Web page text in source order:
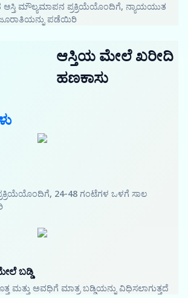
ಆಸ್ತಿ ಮೌಲ್ಯಮಾಪನ ಪ್ರಕ್ರಿಯೆಯೊಂದಿಗೆ, ನ್ಯಾಯಯುತ
ಪಡೆಯಿರಿ
ಆಸ್ತಿಯ ಮೇಲೆ ಖರೀದಿ
ಹಣಕಾಸು
24-48 ಗಂಟೆಗಳ ಒಳಗೆ ಸಾಲ
ಬಡ್ಡಿ
ಮತ್ತು ಅವಧಿಗೆ ಮಾತ್ರ ಬಡ್ಡಿಯನ್ನು ವಿಧಿಸಲಾಗುತ್ತದೆ